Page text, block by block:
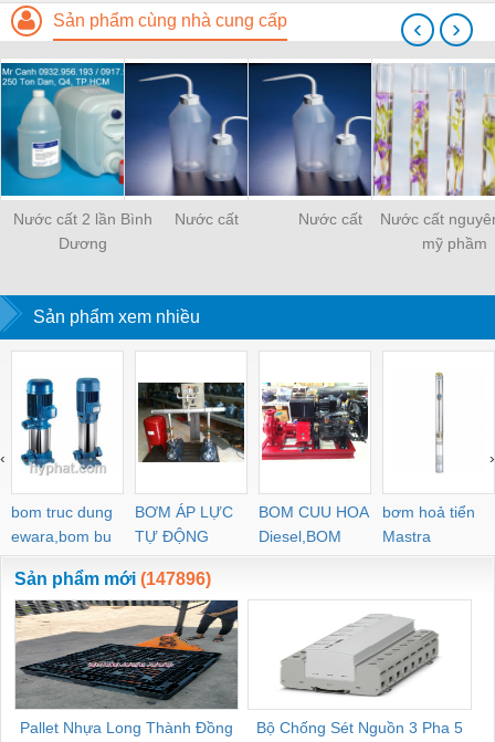
Sản phẩm cùng nhà cung cấp
Nước cất 2 lần Bình
Dương
Nước cất Nước cất
Nước cất
mỹ phầm
‹ ›
Sản phẩm xem nhiều
bom truc dung
ewara,bom bu
ewara
BƠM ÁP LỰC
TỰ ĐỘNG
BOM CUU HOA
Diesel,BOM
CHUA CHAY
bơm hoả tiển
Mastra
‹ ›
Sản phẩm mới (147896)
Pallet Nhựa Long Thành Đồng
Bộ Chống Sét Nguồn 3 Pha 5